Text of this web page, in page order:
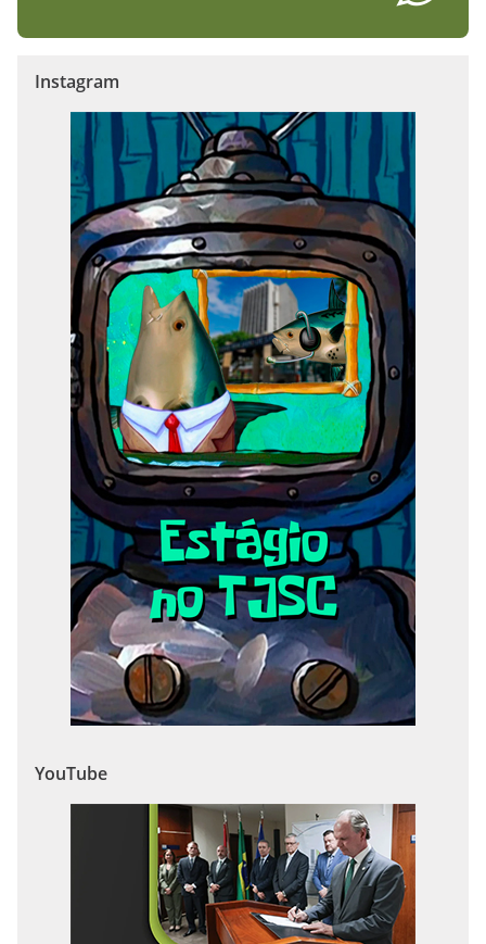
Instagram
YouTube